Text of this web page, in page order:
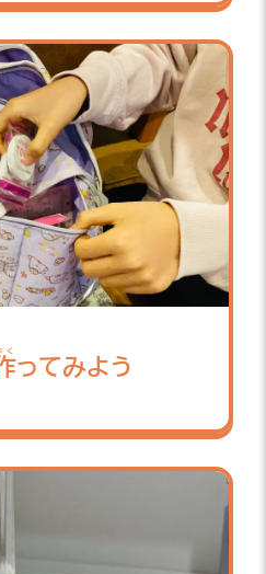
く
ってみよう